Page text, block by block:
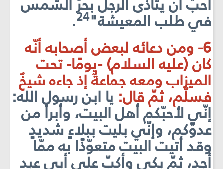
أحبّ أن يتأذّى الرجل بحرّ الشمس
في طلب المعيشة"24
.
6- ومن دعائه لبعض أصحابه أنّه
كان (عليه السلام) -يومًا- تحت
الميزاب ومعه جماعةٌ إذ جاءه شيخٌ
فسلّم، ثمّ قال: يا ابن رسول الله:
إنّي لأحبّكم أهل البيت، وأبرأ من
عدوّكم، وإنّي بليت ببلاءٍ شديدٍ
وقد أتيت البيت متعوّذًا به ممّا
أجد، ثمّ بكى وأكبّ على أبي عبد